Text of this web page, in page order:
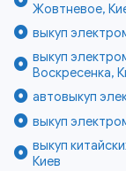
Жовтневое,
выкуп
выкуп
Воскресенка,
автовыкуп
выкуп
выкуп
Киев